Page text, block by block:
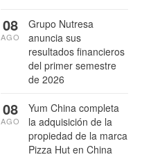
Grupo Nutresa
anuncia sus
resultados financieros
del primer semestre
de 2026
08
AGO
Yum China completa
la adquisición de la
propiedad de la marca
Pizza Hut en China
08
AGO